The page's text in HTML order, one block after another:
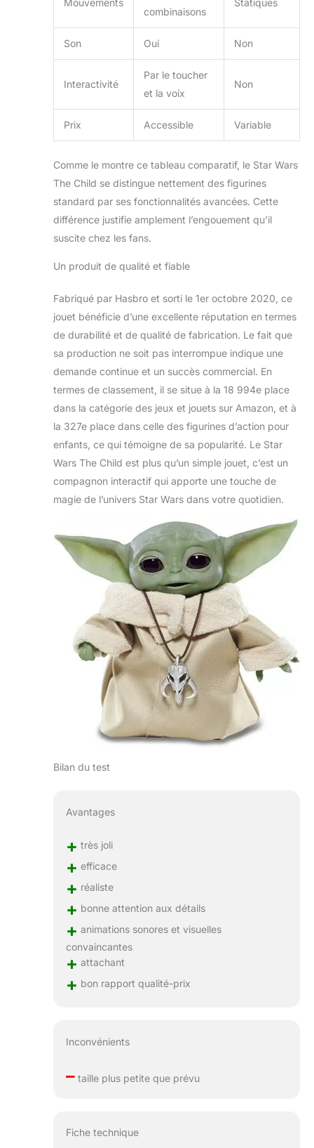
combinaisons
Son Oui Non
Interactivité
Par le toucher
et la voix
Non
Prix Accessible Variable
Comme le montre ce tableau comparatif, le Star Wars
The Child se distingue nettement des figurines
standard par ses fonctionnalités avancées. Cette
différence justifie amplement l’engouement qu’il
suscite chez les fans.
Un produit de qualité et fiable
Fabriqué par Hasbro et sorti le 1er octobre 2020, ce
jouet bénéficie d’une excellente réputation en termes
de durabilité et de qualité de fabrication. Le fait que
sa production ne soit pas interrompue indique une
demande continue et un succès commercial. En
termes de classement, il se situe à la 18 994e place
dans la catégorie des jeux et jouets sur Amazon, et à
la 327e place dans celle des figurines d’action pour
enfants, ce qui témoigne de sa popularité. Le Star
Wars The Child est plus qu’un simple jouet, c’est un
compagnon interactif qui apporte une touche de
magie de l’univers Star Wars dans votre quotidien.
Bilan du test
Avantages
+ très joli
+ efficace
+ réaliste
+ bonne attention aux détails
+ animations sonores et visuelles
convaincantes
+ attachant
+ bon rapport qualité-prix
Inconvénients
–taille plus petite que prévu
Fiche technique